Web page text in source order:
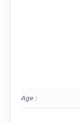
Age :